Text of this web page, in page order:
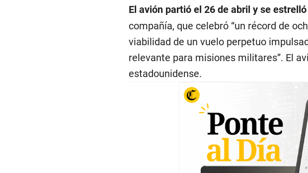
El avión partió el 26 de abril y se
compañía, que celebró “un récord de
viabilidad de un vuelo perpetuo
relevante para misiones militares”. El
estadounidense.